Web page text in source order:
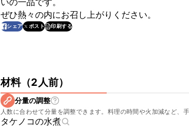
いの一品です。
ぜひ熱々の内にお召し上がりください。
シェア ポスト 印刷する
材料（2人前）
分量の調整
人数に合わせて分量を調整できます。料理の時間や火加減など、
タケノコの水煮